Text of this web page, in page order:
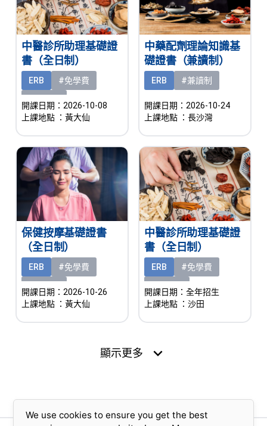
中醫診所助理基礎證
書（全日制）
ERB
#免學費
#有津貼
開課日期：2026-10-08
上課地點 ：黃大仙
中藥配劑理論知識基
礎證書（兼讀制）
ERB #兼讀制
開課日期：2026-10-24
上課地點 ：長沙灣
保健按摩基礎證書
（全日制）
ERB
#免學費
#有津貼
開課日期：2026-10-26
上課地點 ：黃大仙
中醫診所助理基礎證
書（全日制）
ERB
#免學費
#有津貼
開課日期：全年招生
上課地點 ：沙田
顯示更多 expand_more
We use cookies to ensure you get the best